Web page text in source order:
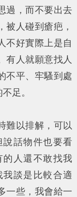
過，而不要出去
被人碰到瘡疤，
不好實際上是自
有人就願意找人
不平、牢騷到處
足。
以排解，可以
話物件也要看
人還不敢找我
談是比較合適
一些，我會給一